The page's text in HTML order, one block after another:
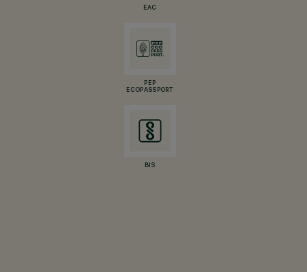
EAC
PEP
ECOPASSPORT
BIS